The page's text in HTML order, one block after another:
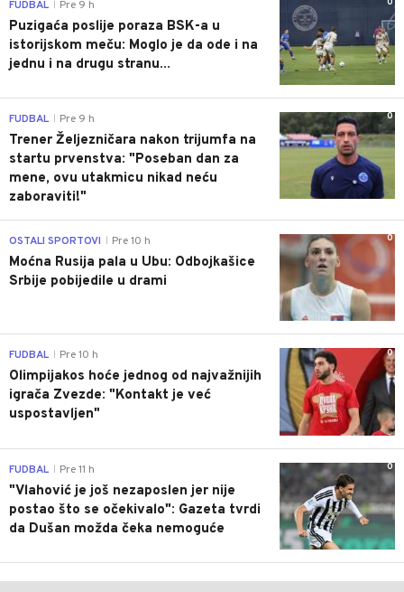
0
FUDBAL Pre 9 h
Puzigaća poslije poraza BSK-a u
istorijskom meču: Moglo je da ode i na
jednu i na drugu stranu...
0
FUDBAL Pre 9 h
Trener Željezničara nakon trijumfa na
startu prvenstva: "Poseban dan za
mene, ovu utakmicu nikad neću
zaboraviti!"
0
OSTALI SPORTOVI Pre 10 h
Moćna Rusija pala u Ubu: Odbojkašice
Srbije pobijedile u drami
0
FUDBAL Pre 10 h
Olimpijakos hoće jednog od najvažnijih
igrača Zvezde: "Kontakt je već
uspostavljen"
0
FUDBAL Pre 11 h
"Vlahović je još nezaposlen jer nije
postao što se očekivalo": Gazeta tvrdi
da Dušan možda čeka nemoguće